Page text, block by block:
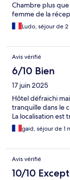
Chambre plus
femme de la
Ludo, séjour de
Avis vérifié
6/10 Bien
17 juin 2025
Hôtel défraichi
tranquille dans le
La localisation est
gaid, séjour de 1
Avis vérifié
10/10